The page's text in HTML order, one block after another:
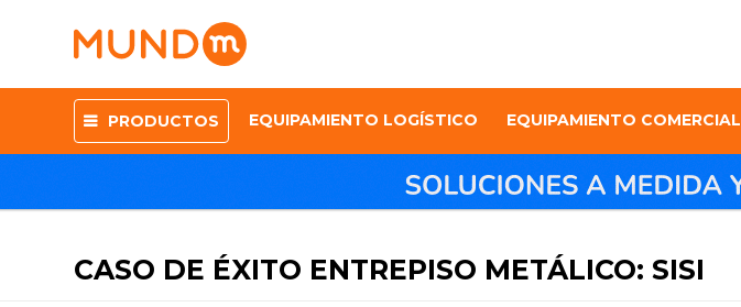
PRODUCTOS EQUIPAMIENTO LOGÍSTICO EQUIPAMIENTO COMERCIAL
CASO DE ÉXITO ENTREPISO METÁLICO: SISI